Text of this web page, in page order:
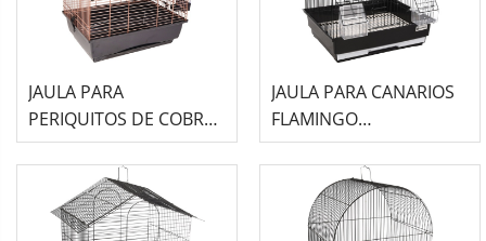
JAULA PARA
PERIQUITOS DE COBRE
FLAMINGO
(45x32x64cm) - KELBY
JAULA PARA CANARIOS
FLAMINGO
(34x28x44,5cm) - E
LAMPUNG 2 NEGRO